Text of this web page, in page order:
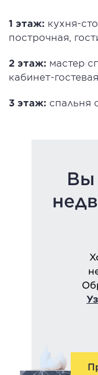
1 этаж: кухня-
построчная,
2 этаж: мастер
кабинет-
3 этаж: спальня
Вы